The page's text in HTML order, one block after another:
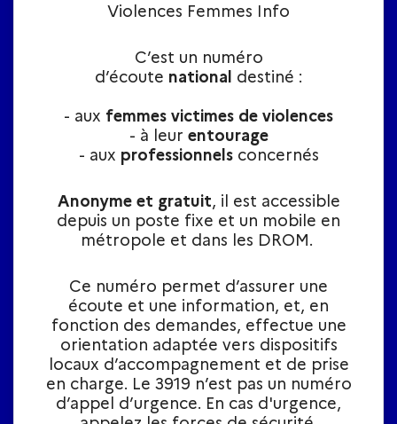
Violences Femmes Info
C’est un numéro
d’écoute national destiné :
- aux femmes victimes de violences
- à leur entourage
- aux professionnelsconcernés
Anonyme et gratuit, il est accessible
depuis un poste fixe et un mobile en
métropole et dans les DROM.
Ce numéro permet d’assurer une
écoute et une information, et, en
fonction des demandes, effectue une
orientation adaptée vers dispositifs
locaux d’accompagnement et de prise
en charge. Le 3919 n’est pas un numéro
d’appel d’urgence. En cas d'urgence,